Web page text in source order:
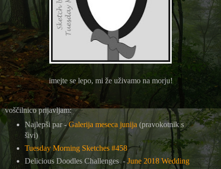
imejte se lepo, mi že uživamo na morju!
voščilnico prijavljam:
Najlepši par -Galerija meseca junija (pravokotnik s
šivi)
Tuesday Morning Sketches #458
Delicious Doodles Challenges -June 2018 Wedding